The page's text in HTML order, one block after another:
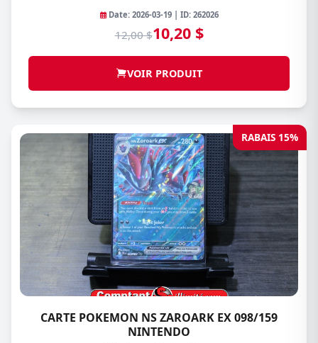
Date: 2026-03-19 | ID: 262026
12,00 $10,20 $
VOIR PRODUIT
RABAIS 15%
CARTE POKEMON NS ZAROARK EX 098/159
NINTENDO